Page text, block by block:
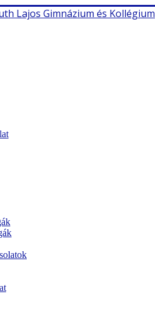
Lajos Gimnázium és Kollégium